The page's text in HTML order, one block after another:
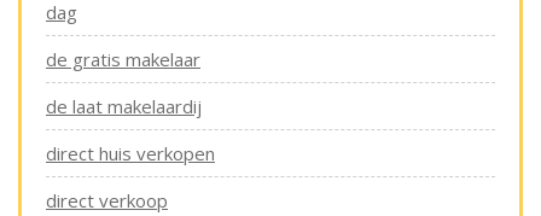
dag
de gratis makelaar
de laat makelaardij
direct huis verkopen
direct verkoop